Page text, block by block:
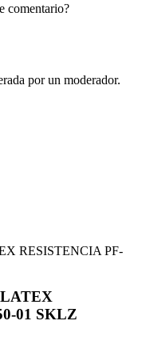
comentario?
por un moderador.
01 SKLZ